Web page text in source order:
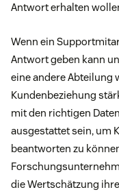
Antwort erhalten
Wenn ein
Antwort geben kann
eine andere Abteilung
Kundenbeziehung
mit den richtigen
ausgestattet sein, um
beantworten zu
die Wertschätzung